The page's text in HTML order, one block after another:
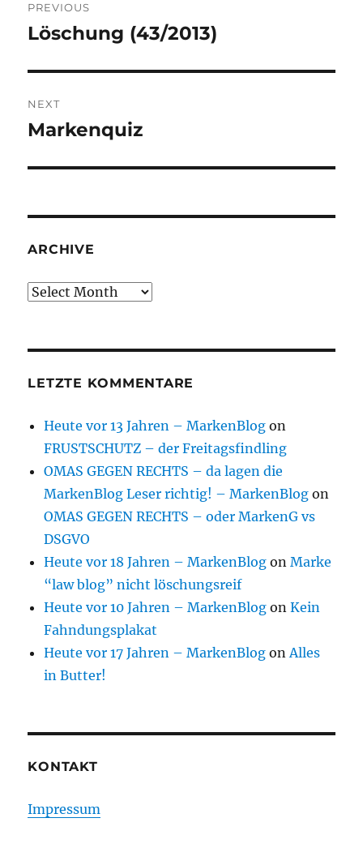
navigation
PREVIOUS
Previous
Löschung (43/2013)
NEXT
Next
Markenquiz
ARCHIVE
Archive
LETZTE KOMMENTARE
Heute vor 13 Jahren – MarkenBlog on
FRUSTSCHUTZ – der Freitagsfindling
OMAS GEGEN RECHTS – da lagen die
MarkenBlog Leser richtig! – MarkenBlog on
OMAS GEGEN RECHTS – oder MarkenG vs
DSGVO
Heute vor 18 Jahren – MarkenBlog onMarke
“law blog” nicht löschungsreif
Heute vor 10 Jahren – MarkenBlog onKein
Fahndungsplakat
Heute vor 17 Jahren – MarkenBlog onAlles
in Butter!
KONTAKT
Impressum